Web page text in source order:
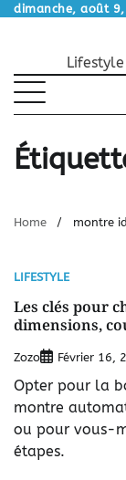
Skipdimanche, août
Home montre
LIFESTYLE
Les clés pour
dimensions,
Zozo Février 16,
Opter pour la
montre
ou pour vous-
étapes.